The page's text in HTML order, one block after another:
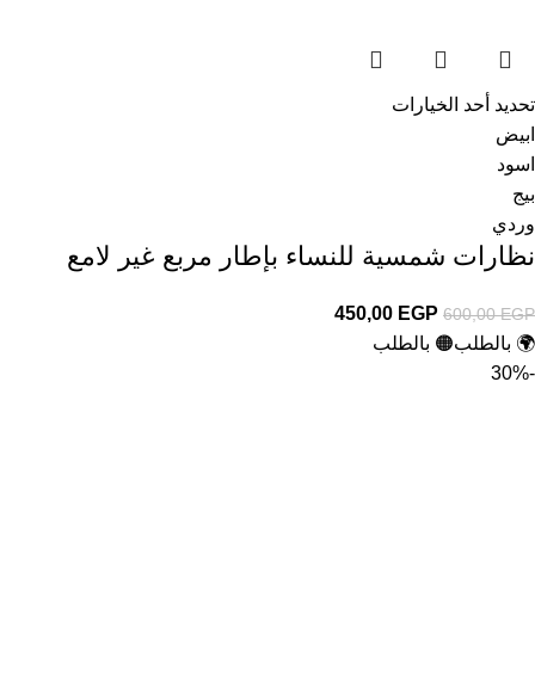
تحديد أحد الخيارات
ابيض
اسود
بيج
وردي
نظارات شمسية للنساء بإطار مربع غير لامع
600,00EGP
450,00 EGP
🌍 بالطلب🟠 بالطلب
-30%